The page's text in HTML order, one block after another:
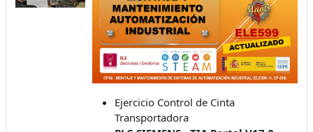
Ejercicio Control de Cinta
Transportadora